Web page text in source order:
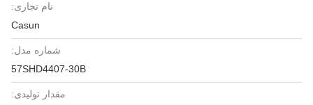
نام تجاری:
Casun
شماره مدل:
57SHD4407-30B
مقدار تولیدی: